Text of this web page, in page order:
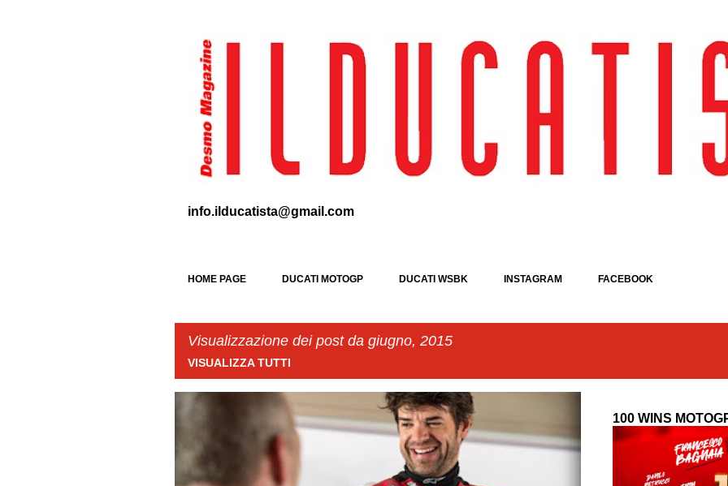
info.ilducatista@gmail.com
HOME PAGE DUCATI MOTOGP DUCATI WSBK INSTAGRAM FACEBOOK
Visualizzazione dei post da giugno, 2015
VISUALIZZA TUTTI
CARLOS CHECA WSBK 100 WINS